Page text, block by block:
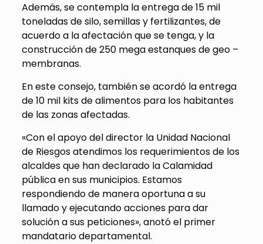
Además, se contempla la entrega de 15 mil
toneladas de silo, semillas y fertilizantes, de
acuerdo a la afectación que se tenga, y la
construcción de 250 mega estanques de geo –
membranas.
En este consejo, también se acordó la entrega
de 10 mil kits de alimentos para los habitantes
de las zonas afectadas.
«Con el apoyo del director la Unidad Nacional
de Riesgos atendimos los requerimientos de los
alcaldes que han declarado la Calamidad
pública en sus municipios. Estamos
respondiendo de manera oportuna a su
llamado y ejecutando acciones para dar
solución a sus peticiones», anotó el primer
mandatario departamental.